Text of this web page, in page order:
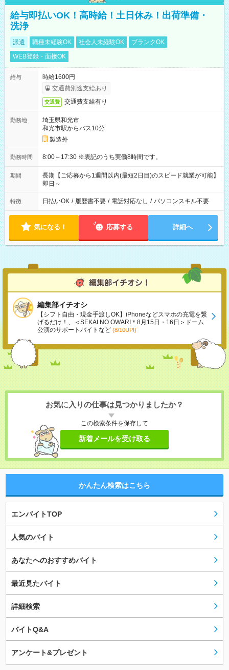
給与即払いOK！高時給！土日休み！出荷準備・
洗浄
派遣 職種未経験OK 社会人未経験OK
ブランクOK
WEB登録・面接OK
給与
時給1600円
交通費別途支給あり
交通費 交通費支給有り
勤務地
埼玉県和光市
和光市駅からバス10分
製造外
勤務時間 8:00～17:30 ※表記のうち実働8時間です。
期間
長期【ご応募から1週間以内(最短2日目)のスピード就業が可能】
即日～
特徴 日払いOK / 履歴書不要 / 電話対応なし / パソコンスキル不要
気になる！ 応募する 詳細へ
編集部イチオシ
【シフト自由・現金手渡しOK】iPhoneなどスマホの充電を繋
げるだけ！、＜SEKAI NO OWARI＊8月15日・16日＞ドーム
公演のサポートバイトなど (8/10UP!)
お気に入りの仕事は見つかりましたか？
この検索条件を保存して
新着メールを受け取る
かんたん検索はこちら
エンバイトTOP
人気のバイト
あなたへのおすすめバイト
最近見たバイト
詳細検索
バイトQ&A
アンケート&プレゼント